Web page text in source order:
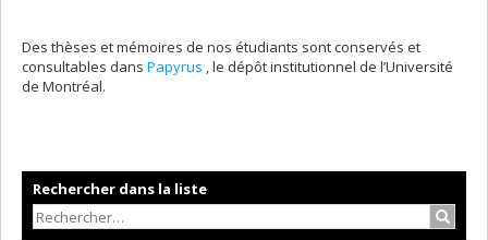
Des thèses et mémoires de nos étudiants sont conservés et
consultables dans Papyrus , le dépôt institutionnel de l’Université
de Montréal.
Rechercher dans la liste